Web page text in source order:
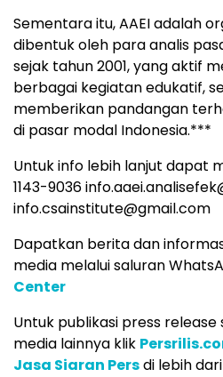
Sementaraitu,AAEIadalah
dibentukoleh paraanalis
sejak tahun2001,yangaktif
berbagai kegiatanedukatif,
memberikan pandangan
di pasar modal Indonesia.***
Untuk info lebih lanjut dapat
1143-9036
info.csainstitute@gmail.com
Dapatkan berita dan
media melalui saluran
Center
Untuk publikasi press
media lainnya klik
Jasa Siaran Persdi lebih